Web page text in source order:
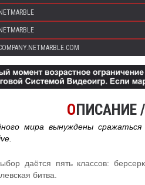
NETMARBLE
NETMARBLE
ОПИСАНИЕ
мира вынуждены
даётся пять классов:
битва.